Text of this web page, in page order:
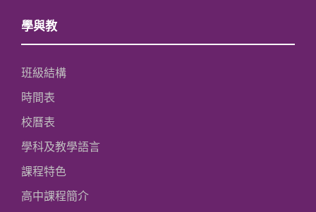
學與教
班級結構
時間表
校曆表
學科及教學語言
課程特色
高中課程簡介